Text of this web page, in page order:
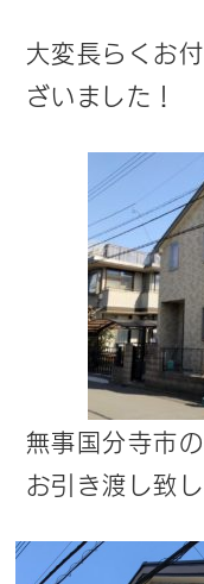
大変長らくお
ざいました！
無事国分寺市
お引き渡し致し